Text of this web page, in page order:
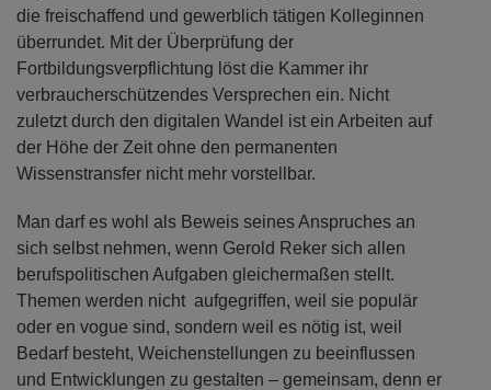
die freischaffend und gewerblich tätigen Kolleginnen
überrundet. Mit der Überprüfung der
Fortbildungsverpflichtung löst die Kammer ihr
verbraucherschützendes Versprechen ein. Nicht
zuletzt durch den digitalen Wandel ist ein Arbeiten auf
der Höhe der Zeit ohne den permanenten
Wissenstransfer nicht mehr vorstellbar.
Man darf es wohl als Beweis seines Anspruches an
sich selbst nehmen, wenn Gerold Reker sich allen
berufspolitischen Aufgaben gleichermaßen stellt.
Themen werden nicht aufgegriffen, weil sie populär
oder en vogue sind, sondern weil es nötig ist, weil
Bedarf besteht, Weichenstellungen zu beeinflussen
und Entwicklungen zu gestalten – gemeinsam, denn er